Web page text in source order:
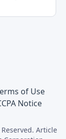
of Use
Notice
Article